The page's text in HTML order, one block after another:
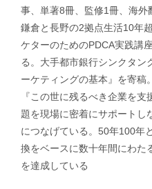
事、単著8冊、監修1冊、海外
鎌倉と長野の2拠点生活10年
ケターのためのPDCA実践講
る。大手都市銀行シンクタン
ーケティングの基本』を寄稿
『この世に残るべき企業を
題を現場に密着にサポートし
につなげている。50年100年
換をベースに数十年間にわた
を達成している